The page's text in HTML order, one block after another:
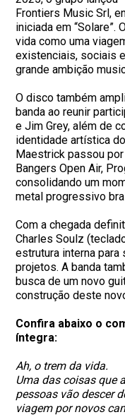
Frontiers Music Srl,
iniciada em “Solare”.
vida como uma
existenciais, sociais
grande ambição
O disco também
banda ao reunir
e Jim Grey, além de
identidade artística
Maestrick passou
Bangers Open Air,
consolidando um
metal progressivo
Com a chegada
Charles Soulz
estrutura interna
projetos. A banda
busca de um novo
construção deste
Confira abaixo o
íntegra:
Ah, o trem da vida.
Uma das coisas que
pessoas vão descer
viagem por novos